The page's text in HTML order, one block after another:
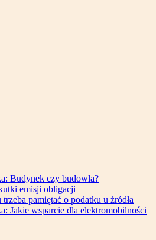
Budynek czy budowla?
emisji obligacji
pamiętać o podatku u źródła
Jakie wsparcie dla elektromobilności